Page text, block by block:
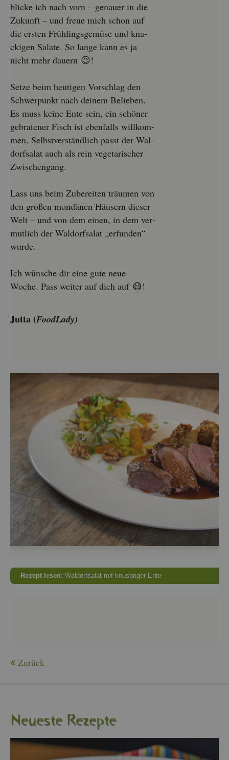
bli­cke ich nach vorn – ge­nau­er in die
Zu­kunft – und freue mich schon auf
die ers­ten Früh­lings­ge­mü­se und kna­
cki­gen Sa­la­te. So lange kann es ja
nicht mehr dau­ern 😉!
Setze beim heu­ti­gen Vor­schlag den
Schwer­punkt nach dei­nem Be­lie­ben.
Es muss keine Ente sein, ein schö­ner
ge­bra­te­ner Fisch ist eben­falls will­kom­
men. Selbst­ver­ständ­lich passt der Wal­
dorf­sa­lat auch als rein ve­ge­ta­ri­scher
Zwi­schen­gang.
Lass uns beim Zu­be­rei­ten träu­men von
den gro­ßen mon­dä­nen Häu­sern die­ser
Welt – und von dem einen, in dem ver­
mut­lich der Wal­dorf­sa­lat „er­fun­den“
wurde.
Ich wün­sche dir eine gute neue
Woche. Pass wei­ter auf dich auf 😷!
Jutta (Food­La­dy)
Re­zept lesen: Wal­dorf­sa­lat mit knusp­ri­ger Ente
Zu­rück
Neu­es­te Re­zep­te